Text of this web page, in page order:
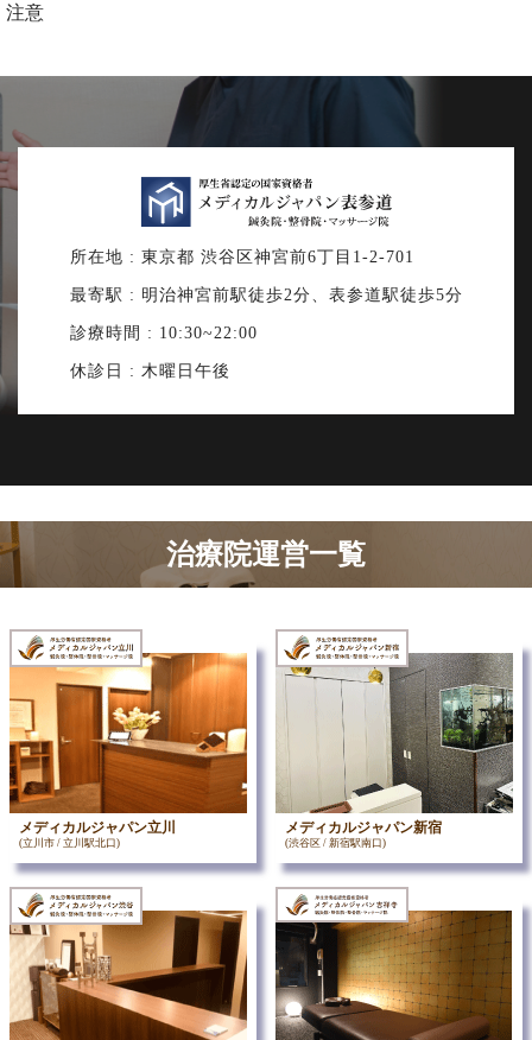
注意
所在地 : 東京都 渋谷区神宮前6丁目1-2-701
最寄駅 : 明治神宮前駅徒歩2分、表参道駅徒歩5分
診療時間 : 10:30~22:00
休診日 : 木曜日午後
治療院運営一覧
メディカルジャパン立川
(立川市 / 立川駅北口)
メディカルジャパン新宿
(渋谷区 / 新宿駅南口)